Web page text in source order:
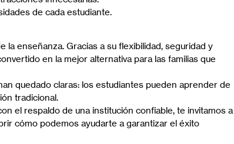
de cada estudiante.
enseñanza. Gracias a su flexibilidad, seguridad y
en la mejor alternativa para las familias que
quedado claras: los estudiantes pueden aprender de
tradicional.
el respaldo de una institución confiable, te invitamos a
cómo podemos ayudarte a garantizar el éxito